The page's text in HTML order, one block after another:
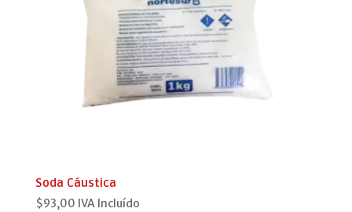
Soda Cáustica
$93,00 IVA Incluído